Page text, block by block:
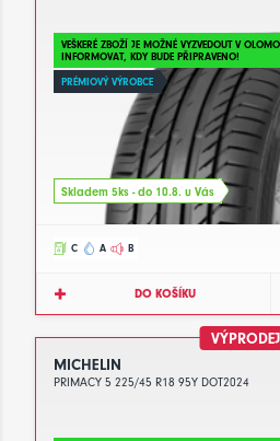
VEŠKERÉ ZBOŽÍ JE MOŽNÉ VYZVEDOUT V
INFORMOVAT, KDY BUDE PŘIPRAVENO!
PRÉMIOVÝ VÝROBCE
Skladem 5ks - do 10.8. u Vás
C A B
DO KOŠÍKU
VÝPRODEJ
MICHELIN
PRIMACY 5 225/45 R18 95Y DOT2024